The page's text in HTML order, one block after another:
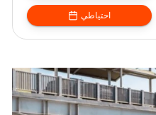
احتياطي